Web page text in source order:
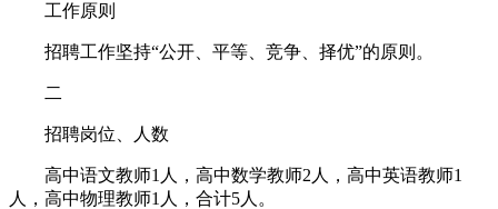
工作原则
招聘工作坚持“公开、平等、竞争、择优”的原则。
二
招聘岗位、人数
高中语文教师1人，高中数学教师2人，高中英语教师1
人，高中物理教师1人，合计5人。